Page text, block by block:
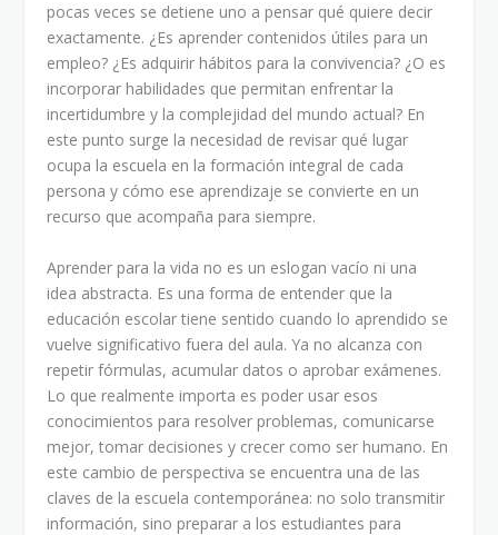
pocas veces se detiene uno a pensar qué quiere decir
exactamente. ¿Es aprender contenidos útiles para un
empleo? ¿Es adquirir hábitos para la convivencia? ¿O es
incorporar habilidades que permitan enfrentar la
incertidumbre y la complejidad del mundo actual? En
este punto surge la necesidad de revisar qué lugar
ocupa la escuela en la formación integral de cada
persona y cómo ese aprendizaje se convierte en un
recurso que acompaña para siempre.
Aprender para la vida no es un eslogan vacío ni una
idea abstracta. Es una forma de entender que la
educación escolar tiene sentido cuando lo aprendido se
vuelve significativo fuera del aula. Ya no alcanza con
repetir fórmulas, acumular datos o aprobar exámenes.
Lo que realmente importa es poder usar esos
conocimientos para resolver problemas, comunicarse
mejor, tomar decisiones y crecer como ser humano. En
este cambio de perspectiva se encuentra una de las
claves de la escuela contemporánea: no solo transmitir
información, sino preparar a los estudiantes para